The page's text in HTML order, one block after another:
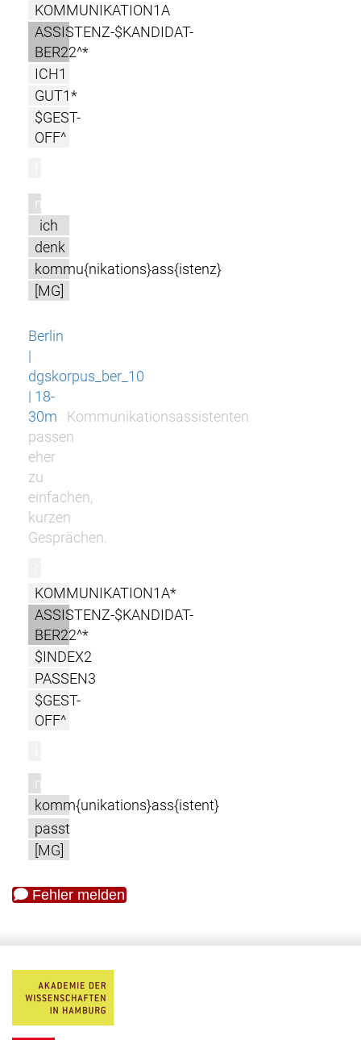
KOMMUNIKATION1A
ASSISTENZ-$KANDIDAT-
BER22^*
ICH1
GUT1*
$GEST-
OFF^
m
ich
denk
kommu{nikations}ass{istenz}
[MG]
Berlin
|
dgskorpus_ber_10
| 18-
30m
Kommunikationsassistenten
passen
eher
zu
einfachen,
kurzen
Gesprächen.
KOMMUNIKATION1A*
ASSISTENZ-$KANDIDAT-
BER22^*
$INDEX2
PASSEN3
$GEST-
OFF^
m
komm{unikations}ass{istent}
passt
[MG]
Fehler melden